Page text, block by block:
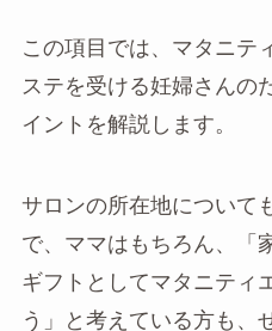
この項目では、マタニテ
ステを受ける妊婦さんの
イントを解説します。
サロンの所在地について
で、ママはもちろん、「
ギフトとしてマタニティ
う」と考えている方も、